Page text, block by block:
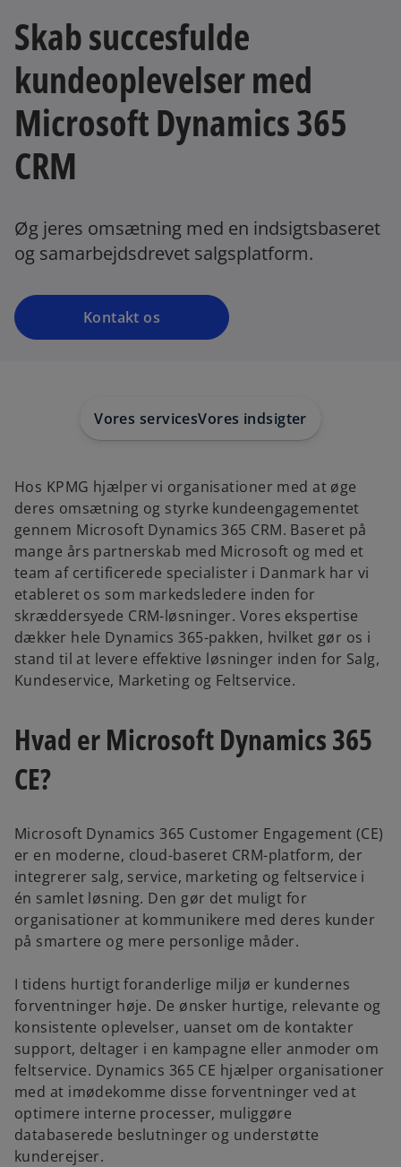
Skab succesfulde
kundeoplevelser med
Microsoft Dynamics 365
CRM
Øg jeres omsætning med en indsigtsbaseret
og samarbejdsdrevet salgsplatform.
Kontakt os
Vores servicesVores indsigter
Hos KPMG hjælper vi organisationer med at øge
deres omsætning og styrke kundeengagementet
gennem Microsoft Dynamics 365 CRM. Baseret på
mange års partnerskab med Microsoft og med et
team af certificerede specialister i Danmark har vi
etableret os som markedsledere inden for
skræddersyede CRM-løsninger. Vores ekspertise
dækker hele Dynamics 365-pakken, hvilket gør os i
stand til at levere effektive løsninger inden for Salg,
Kundeservice, Marketing og Feltservice.
Hvad er Microsoft Dynamics 365
CE?
Microsoft Dynamics 365 Customer Engagement (CE)
er en moderne, cloud-baseret CRM-platform, der
integrerer salg, service, marketing og feltservice i
én samlet løsning. Den gør det muligt for
organisationer at kommunikere med deres kunder
på smartere og mere personlige måder.
I tidens hurtigt foranderlige miljø er kundernes
forventninger høje. De ønsker hurtige, relevante og
konsistente oplevelser, uanset om de kontakter
support, deltager i en kampagne eller anmoder om
feltservice. Dynamics 365 CE hjælper organisationer
med at imødekomme disse forventninger ved at
optimere interne processer, muliggøre
databaserede beslutninger og understøtte
kunderejser.